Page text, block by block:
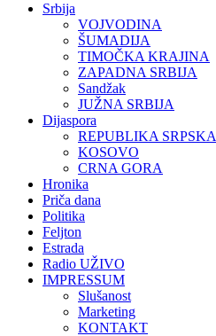
Srbija
VOJVODINA
ŠUMADIJA
TIMOČKA KRAJINA
ZAPADNA SRBIJA
Sandžak
JUŽNA SRBIJA
Dijaspora
REPUBLIKA SRPSKA
KOSOVO
CRNA GORA
Hronika
Priča dana
Politika
Feljton
Estrada
Radio UŽIVO
IMPRESSUM
Slušanost
Marketing
KONTAKT